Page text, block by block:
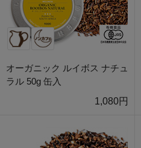
オーガニック ルイボス ナチュ
ラル 50g 缶入
1,080円